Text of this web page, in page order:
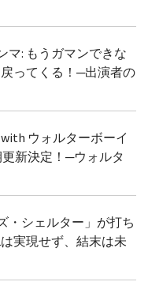
マ: もうガマンできな
ってくる！─出演者の
ウォルターボーイ
新決定！─ウォルタ
・シェルター」が打ち
実現せず、結末は未